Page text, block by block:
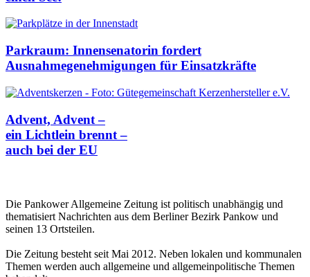
Parkraum: Innensenatorin fordert
Ausnahmegenehmigungen für Einsatzkräfte
Advent, Advent –
ein Lichtlein brennt –
auch bei der EU
Die Pankower Allgemeine Zeitung ist politisch unabhängig und
thematisiert Nachrichten aus dem Berliner Bezirk Pankow und
seinen 13 Ortsteilen.
Die Zeitung besteht seit Mai 2012. Neben lokalen und kommunalen
Themen werden auch allgemeine und allgemeinpolitische Themen